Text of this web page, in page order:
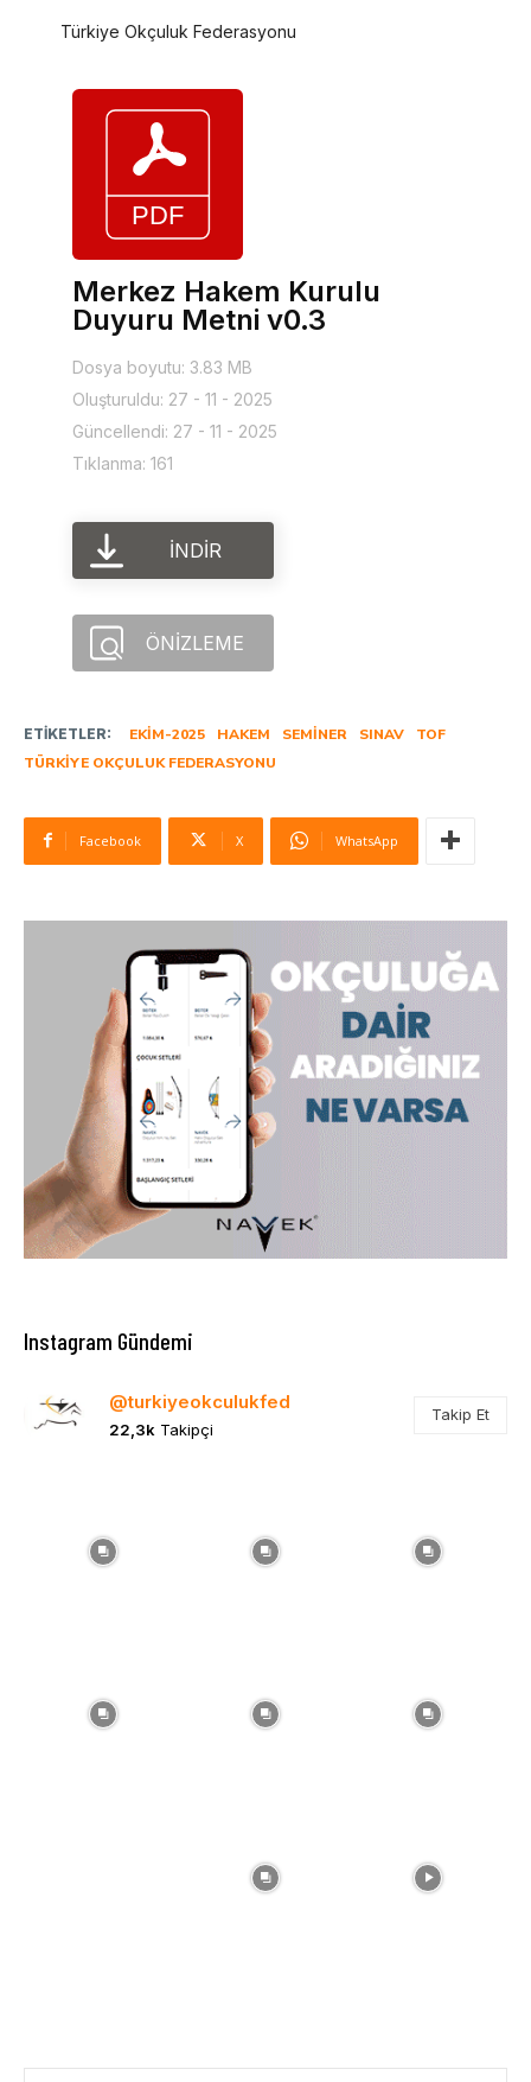
Türkiye Okçuluk Federasyonu
Merkez Hakem Kurulu
Duyuru Metni v0.3
Dosya boyutu: 3.83 MB
Oluşturuldu: 27 - 11 - 2025
Güncellendi: 27 - 11 - 2025
Tıklanma: 161
İNDIR
ÖNIZLEME
ETIKETLER: EKIM-2025 HAKEM SEMINER SINAV
TOF
TÜRKIYE OKÇULUK FEDERASYONU
Facebook X WhatsApp
Instagram Gündemi
@turkiyeokculukfed
22,3k Takipçi
Takip Et